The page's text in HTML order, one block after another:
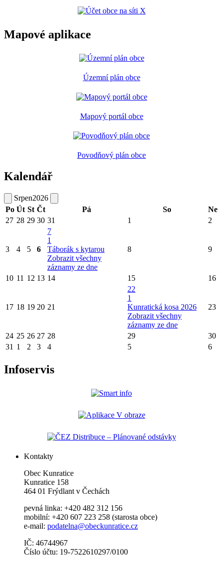
Mapové aplikace
Územní plán obce
Mapový portál obce
Povodňový plán obce
Kalendář
Srpen2026
Po Út St Čt Pá So
Ne
27 28 29 30 31 1 2
3 4 5 6
7
1
Táborák s kytarou
Zobrazit všechny
záznamy ze dne
8 9
10 11 12 13 14 15 16
17 18 19 20 21
22
1
Kunratická kosa 2026
Zobrazit všechny
záznamy ze dne
23
24 25 26 27 28 29
30
31 1 2 3 4 5 6
Infoservis
Kontakty
Obec Kunratice
Kunratice 158
464 01 Frýdlant v Čechách
pevná linka: +420 482 312 156
mobilní: +420 607 223 258 (starosta obce)
e-mail: podatelna@obeckunratice.cz
IČ: 46744967
Číslo účtu: 19-7522610297/0100